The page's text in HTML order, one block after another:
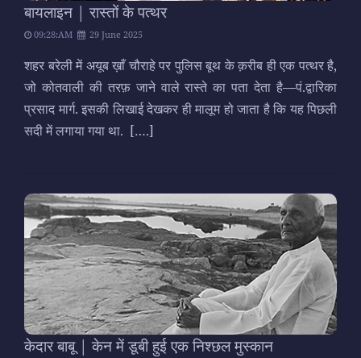
बायलाइन | रास्तों के पत्थर
09:28:AM 29 June 2025
शहर बरेली में अयूब ख़ाँ चौराहे पर पुलिस बूथ के क़रीब ही एक पत्थर है,
जो कोतवाली की तरफ़ जाने वाले रास्ते का पता देता है—पं.द्वारिका
प्रसाद मार्ग. इसकी लिखाई देखकर ही मालूम हो जाता है कि यह पिछली
सदी में लगाया गया था. [….]
केदार बाबू | केन में डूबी हुई एक निश्छल मुस्कान